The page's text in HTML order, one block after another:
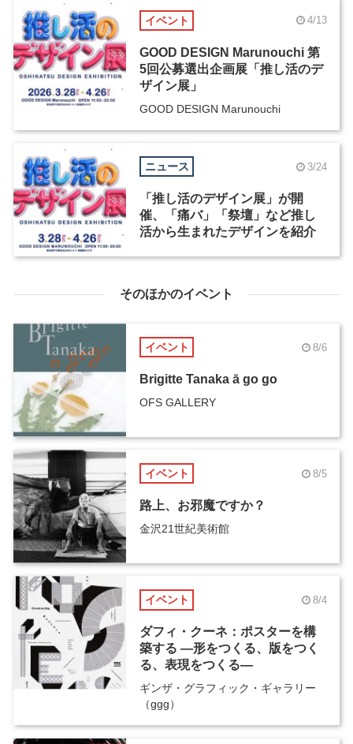
イベント 4/13
GOOD DESIGN Marunouchi 第
5回公募選出企画展「推し活のデ
ザイン展」
GOOD DESIGN Marunouchi
ニュース 3/24
「推し活のデザイン展」が開
催、「痛バ」「祭壇」など推し
活から生まれたデザインを紹介
そのほかのイベント
イベント 8/6
Brigitte Tanaka ā go go
OFS GALLERY
イベント 8/5
路上、お邪魔ですか？
金沢21世紀美術館
イベント 8/4
ダフィ・クーネ：ポスターを構
築する ―形をつくる、版をつく
る、表現をつくる―
ギンザ・グラフィック・ギャラリー
（ggg）